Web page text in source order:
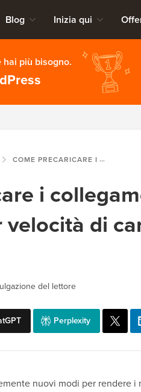
Blog Inizia qui
più bisogno.
COME PRECARICARE I COLLEGAMENTI IN WORDPRESS PER VELOCITÀ DI CARICAMENTO PIÙ RAPIDE
i
velocità di
del lettore
Perplexity
nuovi modi per rendere